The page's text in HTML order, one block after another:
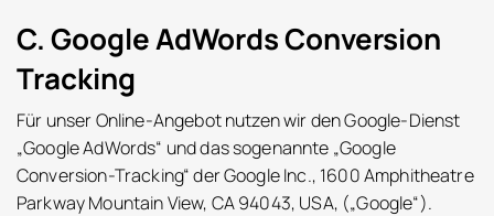
C. Google AdWords Conversion
Tracking
Für unser Online-Angebot nutzen wir den Google-Dienst
„Google AdWords“ und das sogenannte „Google
Conversion-Tracking“ der Google Inc., 1600 Amphitheatre
Parkway Mountain View, CA 94043, USA, („Google“).